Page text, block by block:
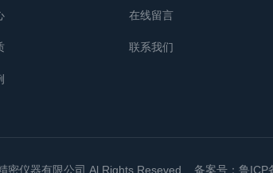
在线留言
联系我们
密仪器有限公司 Al Rights Reseved 备案号：鲁ICP